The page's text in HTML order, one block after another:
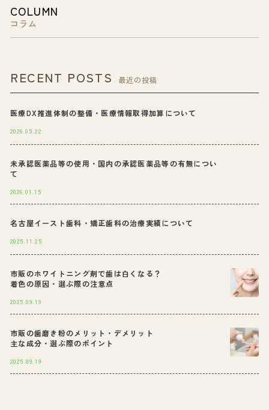
COLUMN
コラム
RECENT POSTS 最近の投稿
医療DX推進体制の整備・医療情報取得加算について
2026.05.22
未承認医薬品等の使用・国内の承認医薬品等の有無につい
て
2026.01.15
名古屋イースト歯科・矯正歯科の治療実績について
2025.11.25
市販のホワイトニング剤で歯は白くなる？
着色の原因・選ぶ際の注意点
2025.09.19
市販の歯磨き粉のメリット・デメリット
主な成分・選ぶ際のポイント
2025.09.19